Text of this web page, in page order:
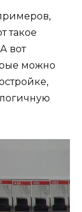
такое
вот
можно